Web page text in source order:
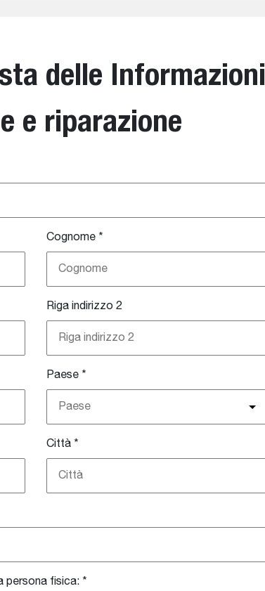
delle Informazioni
e riparazione
Cognome*
Riga indirizzo 2
Paese *
Paese
Città*
persona fisica: *